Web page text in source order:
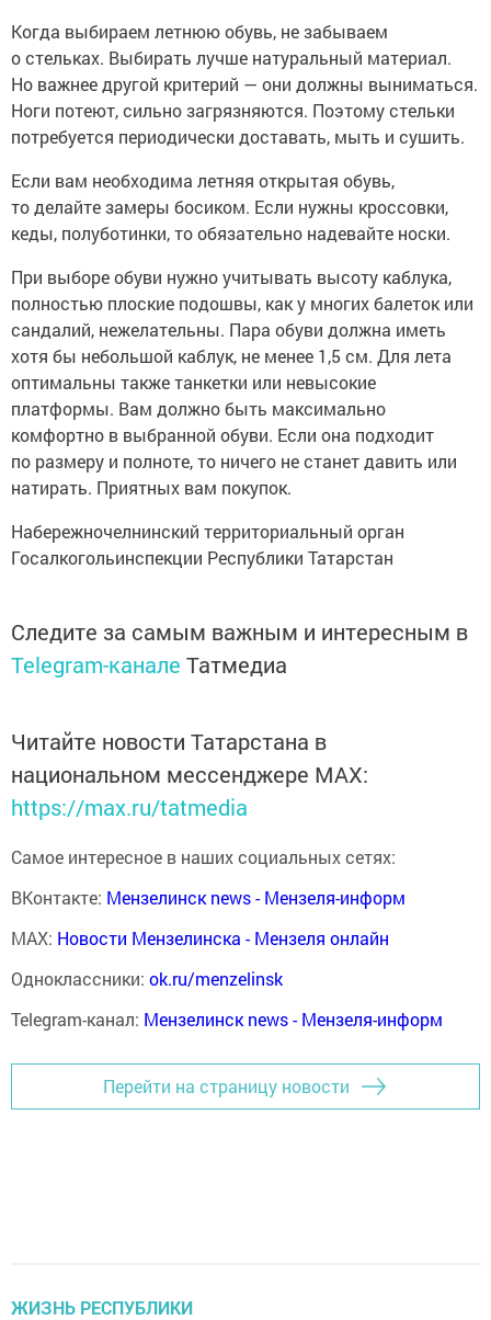
Когда выбираем летнюю обувь, не забываем
о стельках. Выбирать лучше натуральный материал.
Но важнее другой критерий — они должны выниматься.
Ноги потеют, сильно загрязняются. Поэтому стельки
потребуется периодически доставать, мыть и сушить.
Если вам необходима летняя открытая обувь,
то делайте замеры босиком. Если нужны кроссовки,
кеды, полуботинки, то обязательно надевайте носки.
При выборе обуви нужно учитывать высоту каблука,
полностью плоские подошвы, как у многих балеток или
сандалий, нежелательны. Пара обуви должна иметь
хотя бы небольшой каблук, не менее 1,5 см. Для лета
оптимальны также танкетки или невысокие
платформы. Вам должно быть максимально
комфортно в выбранной обуви. Если она подходит
по размеру и полноте, то ничего не станет давить или
натирать. Приятных вам покупок.
Набережночелнинский территориальный орган
Госалкогольинспекции Республики Татарстан
Следите за самым важным и интересным в
Telegram-канале Татмедиа
Читайте новости Татарстана в
национальном мессенджере MАХ:
https://max.ru/tatmedia
Самое интересное в наших социальных сетях:
ВКонтакте: Мензелинск news - Мензеля-информ
MAX: Новости Мензелинска - Мензеля онлайн
Одноклассники: ok.ru/menzelinsk
Telegram-канал: Мензелинск news - Мензеля-информ
Перейти на страницу новости
ЖИЗНЬ РЕСПУБЛИКИ